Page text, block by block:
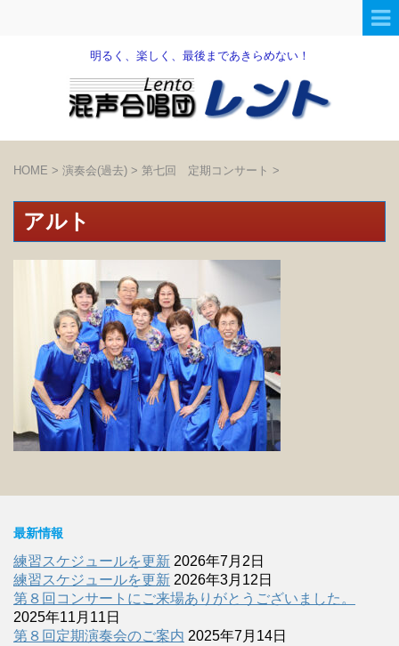
明るく、楽しく、最後まであきらめない！
HOME > 演奏会(過去) > 第七回 定期コンサート >
アルト
最新情報
練習スケジュールを更新 2026年7月2日
練習スケジュールを更新 2026年3月12日
第８回コンサートにご来場ありがとうございました。
2025年11月11日
第８回定期演奏会のご案内 2025年7月14日